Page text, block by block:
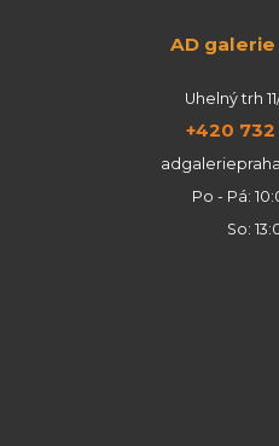
AD galerie
Uhelný trh
+420 732
Po - Pá:
So: